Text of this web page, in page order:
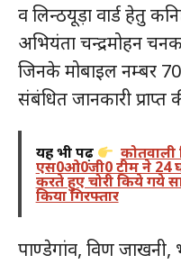
व लिन्ठयूड़ा वार्ड हेतु
अभियंता चन्द्रमोहन
जिनके मोबाइल नम्बर
संबंधित जानकारी
यह भी पढ़ें कोतवाली
एस0ओ0जी0 टीम ने 24
करते हुए चोरी किये गये
किया गिरफ्तार
पाण्डेगांव, विण जाखनी,